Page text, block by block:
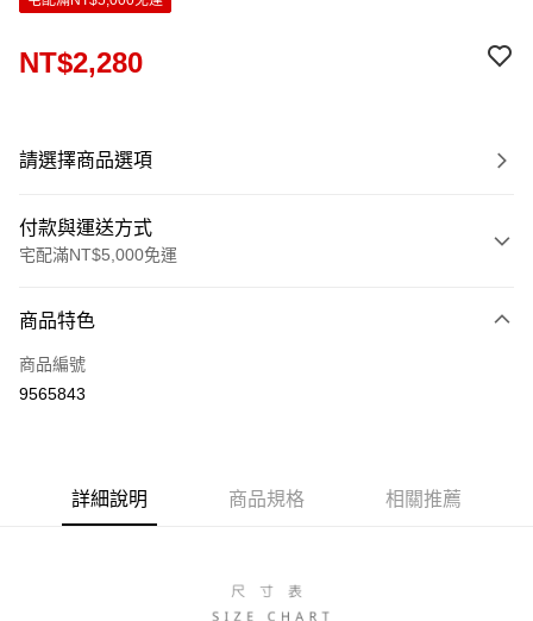
NT$2,280
請選擇商品選項
付款與運送方式
宅配滿NT$5,000免運
信用卡一次付款
LINE Pay
運送方式
每筆NT$80，滿NT$5,000(含以上)免運費
商品特色
商品編號
9565843
詳細說明 商品規格 相關推薦